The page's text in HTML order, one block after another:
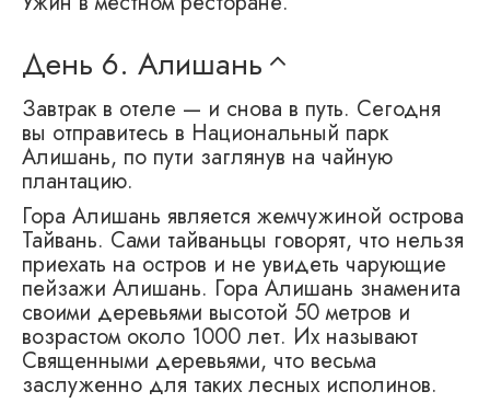
День 6. Алишань
Завтрак в отеле — и снова в путь. Сегодня
вы отправитесь в Национальный парк
Алишань, по пути заглянув на чайную
плантацию.
Гора Алишань является жемчужиной острова
Тайвань. Сами тайваньцы говорят, что нельзя
приехать на остров и не увидеть чарующие
пейзажи Алишань. Гора Алишань знаменита
своими деревьями высотой 50 метров и
возрастом около 1000 лет. Их называют
Священными деревьями, что весьма
заслуженно для таких лесных исполинов.